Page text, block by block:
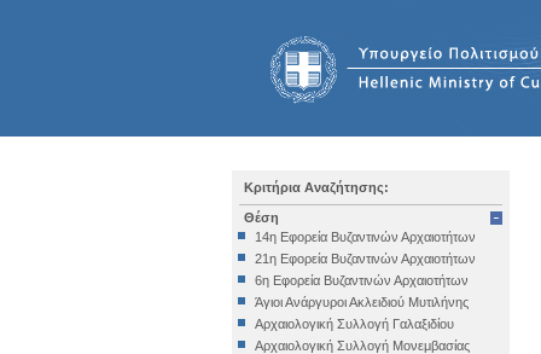
Κριτήρια Αναζήτησης:
Θέση
14η Εφορεία Βυζαντινών Αρχαιοτήτων
21η Εφορεία Βυζαντινών Αρχαιοτήτων
6η Εφορεία Βυζαντινών Αρχαιοτήτων
Άγιοι Ανάργυροι Ακλειδιού Μυτιλήνης
Αρχαιολογική Συλλογή Γαλαξιδίου
Αρχαιολογική Συλλογή Μονεμβασίας